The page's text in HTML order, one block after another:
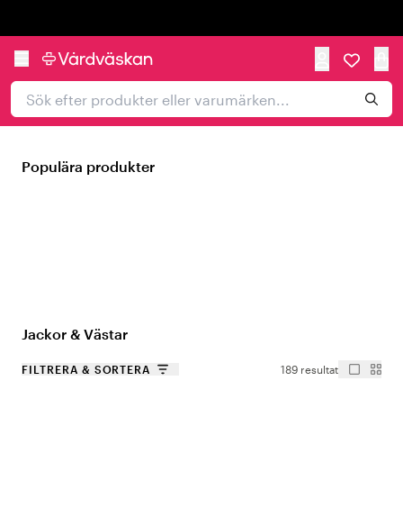
Populära produkter
Jackor & Västar
FILTRERA & SORTERA 189 resultat